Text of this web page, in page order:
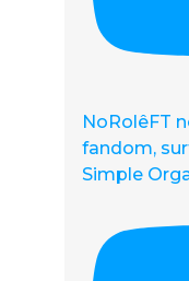
NoRolêFT
fandom,
Simple